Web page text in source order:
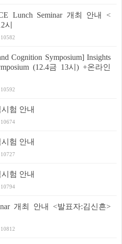
Lunch Seminar 개최 안내 <
시
10582
Cognition Symposium] Insights
(12.4금 13시) +온라인
10592
험 안내
10674
험 안내
10727
험 안내
10794
개최 안내 <발표자:김신흔>
10812